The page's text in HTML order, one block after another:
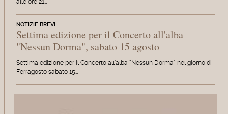
alle ore 21…
NOTIZIE BREVI
Settima edizione per il Concerto all'alba
"Nessun Dorma", sabato 15 agosto
Settima edizione per il Concerto all'alba "Nessun Dorma" nel giorno di
Ferragosto sabato 15…